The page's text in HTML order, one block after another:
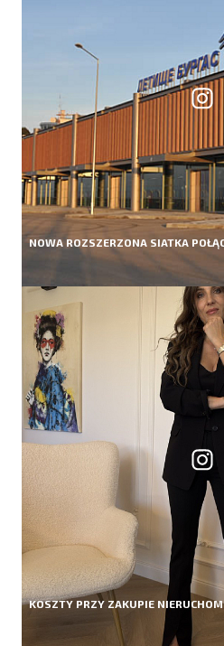
NOWA ROZSZERZONA SIATKA
KOSZTY PRZY ZAKUPIE